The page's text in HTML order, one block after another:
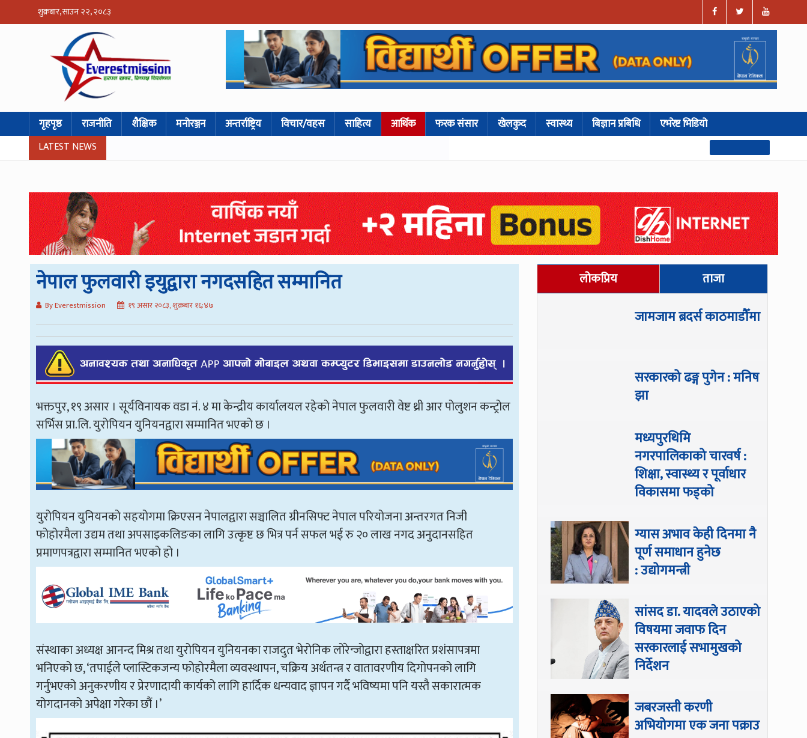
शुक्रबार, साउन २२, २०८३
गृहपृष्ठ राजनीति शैक्षिक मनोरञ्जन अन्तर्राष्ट्रिय विचार/वहस साहित्य आर्थिक फरक संसार खेलकुद स्वास्थ्य बिज्ञान प्रबिधि एभरेष्ट भिडियो
LATEST NEWS
नेपाल फुलवारी इयुद्वारा नगदसहित सम्मानित
By Everestmission १९ असार २०८३, शुक्रबार १६:४७
भक्तपुर, १९ असार । सूर्यविनायक वडा नं. ४ मा केन्द्रीय कार्यालयल रहेको नेपाल फुलवारी वेष्ट थ्री आर पोलुशन कन्ट्रोल
सर्भिस प्रा.लि. युरोपियन युनियनद्वारा सम्मानित भएको छ ।
युरोपियन युनियनको सहयोगमा क्रिएसन नेपालद्वारा सञ्चालित ग्रीनसिफ्ट नेपाल परियोजना अन्तरगत निजी
फोहोरमैला उद्यम तथा अपसाइकलिङका लागि उत्कृष्ट छ भित्र पर्न सफल भई रु २० लाख नगद अनुदानसहित
प्रमाणपत्रद्वारा सम्मानित भएको हो ।
संस्थाका अध्यक्ष आनन्द मिश्र तथा युरोपियन युनियनका राजदुत भेरोनिक लोरेन्जोद्वारा हस्ताक्षरित प्रशंसापत्रमा
भनिएको छ, ‘तपाईले प्लास्टिकजन्य फोहोरमैला व्यवस्थापन, चक्रिय अर्थतन्त्र र वातावरणीय दिगोपनको लागि
गर्नुभएको अनुकरणीय र प्रेरणादायी कार्यको लागि हार्दिक धन्यवाद ज्ञापन गर्दै भविष्यमा पनि यस्तै सकारात्मक
योगदानको अपेक्षा गरेका छौं ।’
लोकप्रिय ताजा
जामजाम ब्रदर्स काठमाडौँमा
सरकारको ढङ्ग पुगेन : मनिष
झा
मध्यपुरथिमि
नगरपालिकाको चारवर्ष :
शिक्षा, स्वास्थ्य र पूर्वाधार
विकासमा फड्को
ग्यास अभाव केही दिनमा नै
पूर्ण समाधान हुनेछ
: उद्योगमन्त्री
सांसद डा‍‍. यादवले उठाएको
विषयमा जवाफ दिन
सरकारलाई सभामुखको
निर्देशन
जबरजस्ती करणी
अभियोगमा एक जना पक्राउ